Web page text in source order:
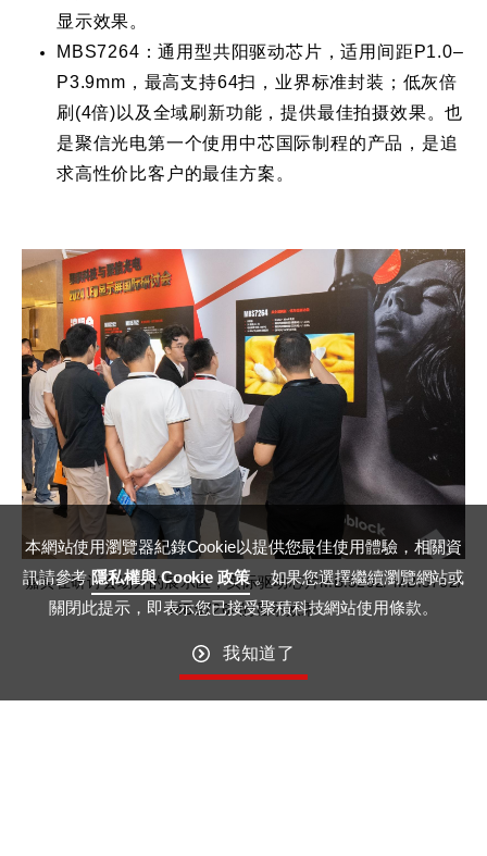
显示效果。
MBS7264：通用型共阳驱动芯片，适用间距P1.0–
P3.9mm，最高支持64扫，业界标准封装；低灰倍
刷(4倍)以及全域刷新功能，提供最佳拍摄效果。也
是聚信光电第一个使用中芯国际制程的产品，是追
求高性价比客户的最佳方案。
嘉宾在研讨会场外的展示区，实际驱动芯片MBI5292/ MBI5762/
MBS7264的显示效果
本網站使用瀏覽器紀錄Cookie以提供您最佳使用體驗，相關資
訊請參考 隱私權與 Cookie 政策 。如果您選擇繼續瀏覽網站或
關閉此提示，即表示您已接受聚積科技網站使用條款。
我知道了